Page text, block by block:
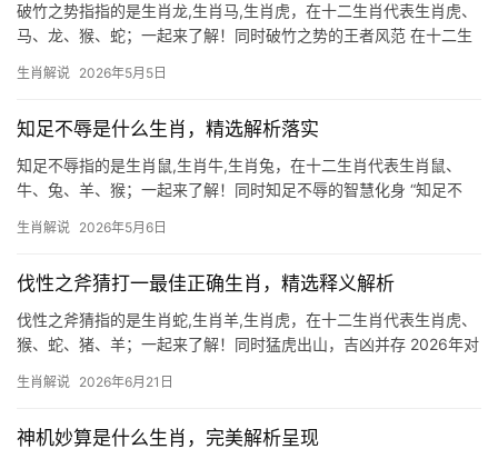
破竹之势指指的是生肖龙,生肖马,生肖虎，在十二生肖代表生肖虎、
马、龙、猴、蛇；一起来了解！同时破竹之势的王者风范 在十二生
百兽之王，其行动如狂风骤雨，一旦发力便难以阻挡，命理中认
生肖解说 2026年5月5日
知足不辱是什么生肖，精选解析落实
知足不辱指的是生肖鼠,生肖牛,生肖兔，在十二生肖代表生肖鼠、
牛、兔、羊、猴；一起来了解！同时知足不辱的智慧化身 “知足不
生肖鼠最契合这一智慧，鼠类天性机敏，善于囤积却不贪婪，恰如
生肖解说 2026年5月6日
伐性之斧猜打一最佳正确生肖，精选释义解析
伐性之斧猜指的是生肖蛇,生肖羊,生肖虎，在十二生肖代表生肖虎、
猴、蛇、猪、羊；一起来了解！同时猛虎出山，吉凶并存 2026年对
项目被抢或团队停滞，令你束手无策，但下半年贵人星动，尤其29
生肖解说 2026年6月21日
神机妙算是什么生肖，完美解析呈现